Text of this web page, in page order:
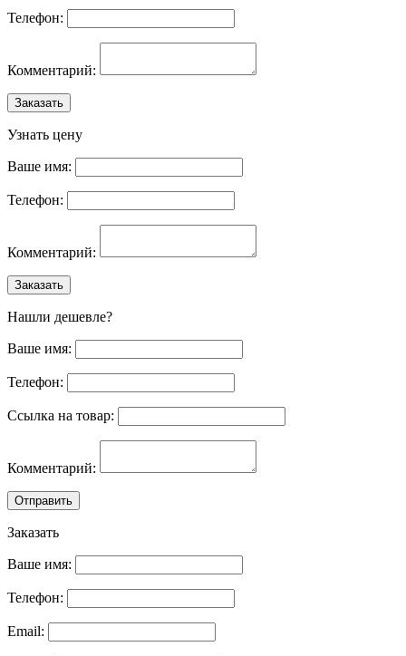
Телефон:
Комментарий:
Заказать
Узнать цену
Ваше имя:
Телефон:
Комментарий:
Заказать
Нашли дешевле?
Ваше имя:
Телефон:
Ссылка на товар:
Комментарий:
Отправить
Заказать
Ваше имя:
Телефон:
Email: